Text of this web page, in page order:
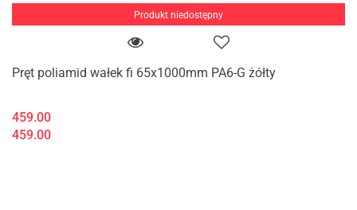
Produkt niedostępny
Pręt poliamid wałek fi 65x1000mm PA6-G żółty
459.00
459.00